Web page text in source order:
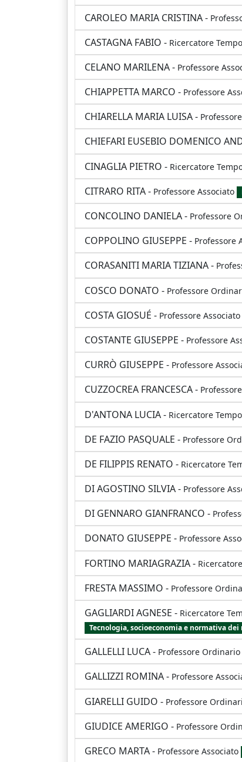
CAROLEO MARIA CRISTINA-
CASTAGNA FABIO - Ricercatore
CELANO MARILENA- Professore
CHIAPPETTA MARCO - Professore
CHIARELLA MARIA LUISA-
CHIEFARI EUSEBIO DOMENICO
CINAGLIA PIETRO - Ricercatore
CITRARO RITA- Professore Associato
CONCOLINO DANIELA- Professore
COPPOLINO GIUSEPPE - Professore
CORASANITI MARIA TIZIANA-
COSCO DONATO - Professore
COSTA GIOSUÉ - Professore Associato
COSTANTE GIUSEPPE - Professore
CURRÒ GIUSEPPE - Professore
CUZZOCREA FRANCESCA-
D'ANTONA LUCIA- Ricercatore
DE FAZIO PASQUALE - Professore
DE FILIPPIS RENATO - Ricercatore
DI AGOSTINO SILVIA- Professore
DI GENNARO GIANFRANCO -
DONATO GIUSEPPE - Professore
FORTINO MARIAGRAZIA-
FRESTA MASSIMO - Professore
GAGLIARDI AGNESE - Ricercatore
Tecnologia, socioeconomia e normativa
GALLELLI LUCA- Professore Ordinario
GALLIZZI ROMINA- Professore
GIARELLI GUIDO - Professore
GIUDICE AMERIGO - Professore
GRECO MARTA- Professore Associato